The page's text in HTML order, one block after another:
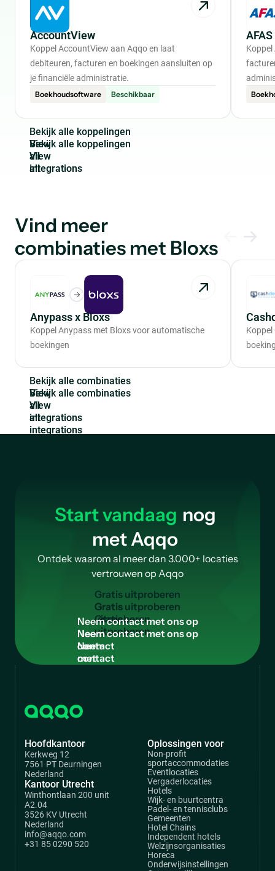
AccountView
Koppel AccountView aan Aqqo en laat
debiteuren, facturen en boekingen aansluiten op
je financiële administratie.
Boekhoudsoftware
Beschikbaar
AFAS
Koppel
Bekijk a e koppe ingen
View
all
integrations
Vind meer
combinaties met Bloxs
Anypass x Bloxs
Koppel Anypass met Bloxs voor automatische
boekingen
Bekijk a e combinaties
View
all
integrations
Start vandaag nog
met Aqqo
Ontdek waarom al meer dan 3.000+ locaties
vertrouwen op Aqqo
Gratisuitproberen
Gratis
uitproberen
Neemcontactmetonsop
Neem
contact
met
Hoofdkantoor
Kerkweg 12
7561 PT Deurningen
Nederland
Kantoor Utrecht
Winthontlaan 200 unit
A2.04
3526 KV Utrecht
Nederland
info@aqqo.com
+31 85 0290 520
Oplossingen voor
Non-profit
sportaccommodaties
Eventlocaties
Vergaderlocaties
Hotels
Wijk- en buurtcentra
Padel- en tennisclubs
Gemeenten
Hotel Chains
Independent hotels
Welzijnsorganisaties
Horeca
Onderwijsinstellingen